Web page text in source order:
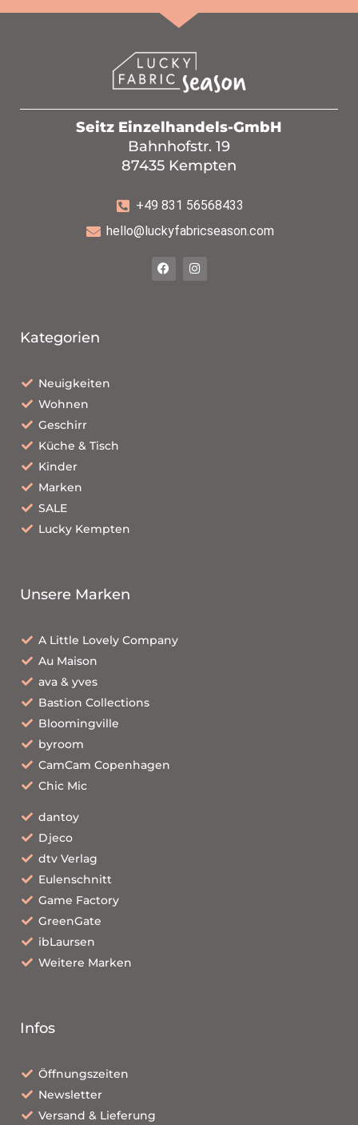
Seitz Einzelhandels-GmbH
Bahnhofstr. 19
87435 Kempten
+49 831 56568433
hello@luckyfabricseason.com
Kategorien
Neuigkeiten
Wohnen
Geschirr
Küche & Tisch
Kinder
Marken
SALE
Lucky Kempten
Unsere Marken
A Little Lovely Company
Au Maison
ava & yves
Bastion Collections
Bloomingville
byroom
CamCam Copenhagen
Chic Mic
dantoy
Djeco
dtv Verlag
Eulenschnitt
Game Factory
GreenGate
ibLaursen
Weitere Marken
Infos
Öffnungszeiten
Newsletter
Versand & Lieferung